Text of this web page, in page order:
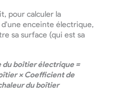
pour calculer la
enceinte électrique,
sa surface (qui est sa
du boîtier électrique =
× Coefficient de
du boîtier